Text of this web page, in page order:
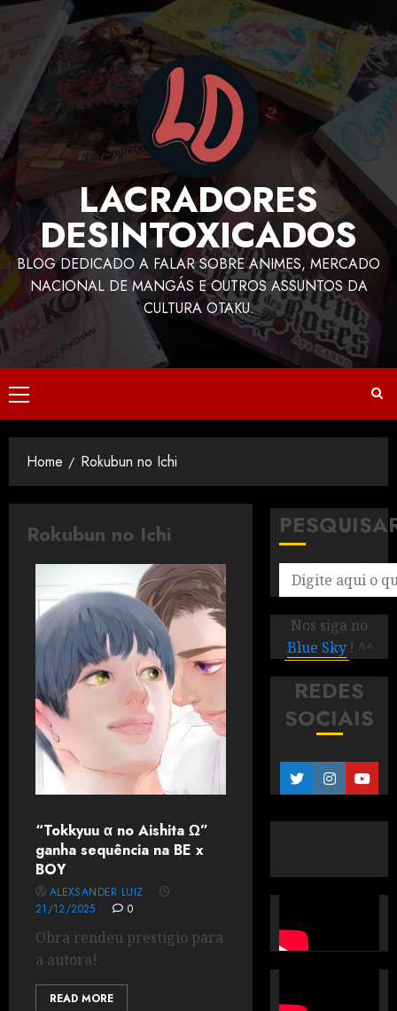
LACRADORES
DESINTOXICADOS
BLOG DEDICADO A FALAR SOBRE ANIMES, MERCADO
NACIONAL DE MANGÁS E OUTROS ASSUNTOS DA
CULTURA OTAKU.
Home Rokubun no Ichi
Rokubun no Ichi
“Tokkyuu α no Aishita Ω”
ganha sequência na BE x
BOY
ALEXSANDER LUIZ
21/12/2025
0
Obra rendeu prestígio para
a autora!
READ MORE
Nos siga no
Blue Sky ! ^^
REDES
SOCIAIS